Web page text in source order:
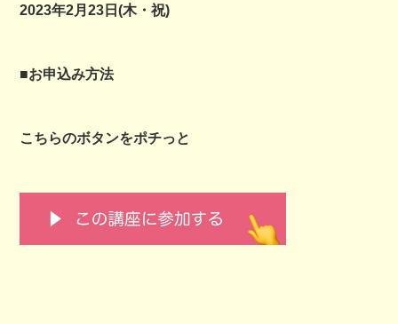
2023年2月23日(木・祝)
■お申込み方法
こちらのボタンをポチっと